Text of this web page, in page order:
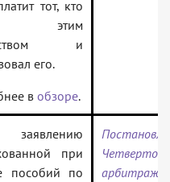
тот, кто
этим
и
его.
вобзоре.
при
пособий по
Четвертого